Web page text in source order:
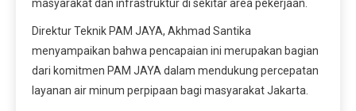
masyarakat dan infrastruktur di sekitar area pekerjaan.
Direktur Teknik PAM JAYA, Akhmad Santika
menyampaikan bahwa pencapaian ini merupakan bagian
dari komitmen PAM JAYA dalam mendukung percepatan
layanan air minum perpipaan bagi masyarakat Jakarta.